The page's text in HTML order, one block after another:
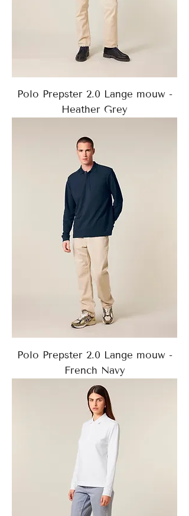
Polo Prepster 2.0 Lange mouw -
Heather Grey
Polo Prepster 2.0 Lange mouw -
French Navy